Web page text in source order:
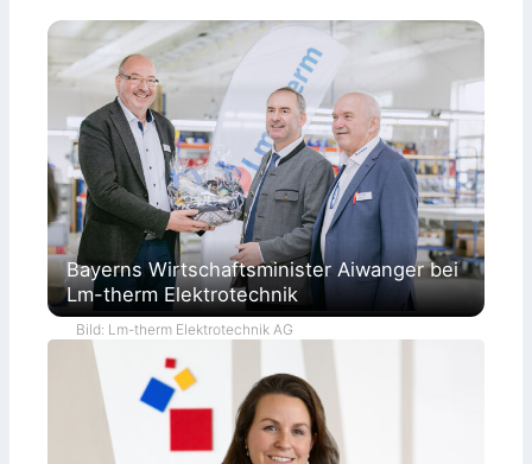
Bayerns Wirtschaftsminister Aiwanger bei
Lm-therm Elektrotechnik
Bild: Lm-therm Elektrotechnik AG